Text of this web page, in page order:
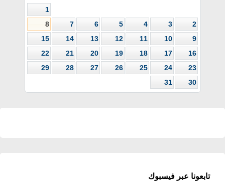
1
2
3
4
5
6
7
8
9
10
11
12
13
14
15
16
17
18
19
20
21
22
23
24
25
26
27
28
29
30
31
تابعونا عبر فيسبوك